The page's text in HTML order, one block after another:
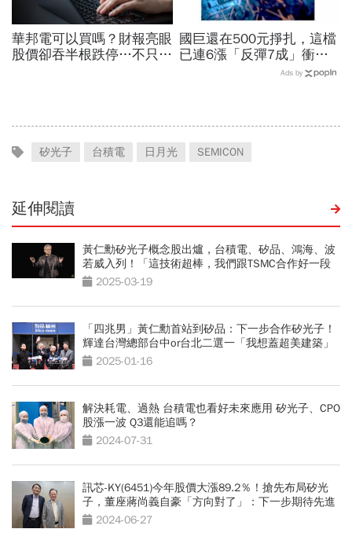
華邦電可以買嗎？財報亮眼
股價卻吞半根跌停…不只外
國巨還在500元掙扎，這檔
已連6漲「反彈7成」衝千
金股，法人喊到1430元，
Ads by
矽光子 台積電 日月光 SEMICON
延伸閱讀
黃仁勳矽光子概念股出爐，台積電、矽品、鴻海、波
若威入列！「這技術超棒，我們跟TSMC合作好一段
時間了」
2025-03-19
「四兆男」黃仁勳首站到矽品：下一步合作矽光子！
輝達台灣總部台中or台北二選一「我想蓋超美建築」
2025-01-16
解決耗電、過熱 台積電也看好未來應用 矽光子、CPO
股漲一波 Q3還能追嗎？
2024-07-31
訊芯-KY(6451)今年股價大漲89.2％！搶先布局矽光
子，董座蔣尚義自豪「方向對了」：下一步期待先進
封裝2024-06-27